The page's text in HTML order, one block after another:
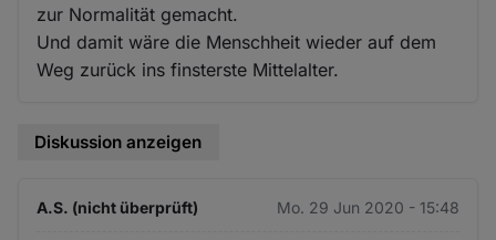
zur Normalität gemacht.
Und damit wäre die Menschheit wieder auf dem
Weg zurück ins finsterste Mittelalter.
Diskussion anzeigen
A.S. (nicht überprüft) Mo. 29 Jun 2020 - 15:48